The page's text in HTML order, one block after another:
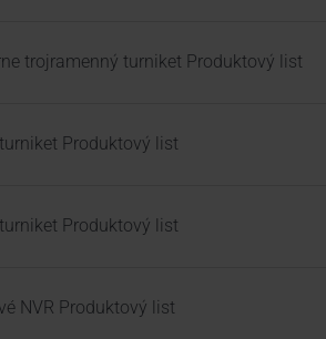
trojramenný turniket Produktový list
Produktový list
Produktový list
NVR Produktový list